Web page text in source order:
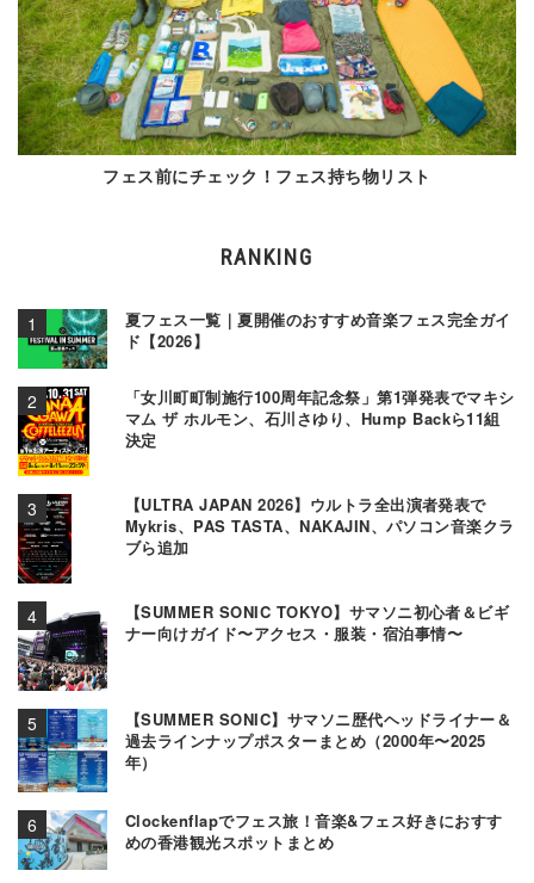
フェス前にチェック！フェス持ち物リスト
RANKING
夏フェス一覧｜夏開催のおすすめ音楽フェス完全ガイ
ド【2026】
「女川町町制施行100周年記念祭」第1弾発表でマキシ
マム ザ ホルモン、石川さゆり、Hump Backら11組
決定
【ULTRA JAPAN 2026】ウルトラ全出演者発表で
Mykris、PAS TASTA、NAKAJIN、パソコン音楽クラ
ブら追加
【SUMMER SONIC TOKYO】サマソニ初心者＆ビギ
ナー向けガイド〜アクセス・服装・宿泊事情〜
【SUMMER SONIC】サマソニ歴代ヘッドライナー＆
過去ラインナップポスターまとめ（2000年〜2025
年）
Clockenflapでフェス旅！音楽&フェス好きにおすす
めの香港観光スポットまとめ